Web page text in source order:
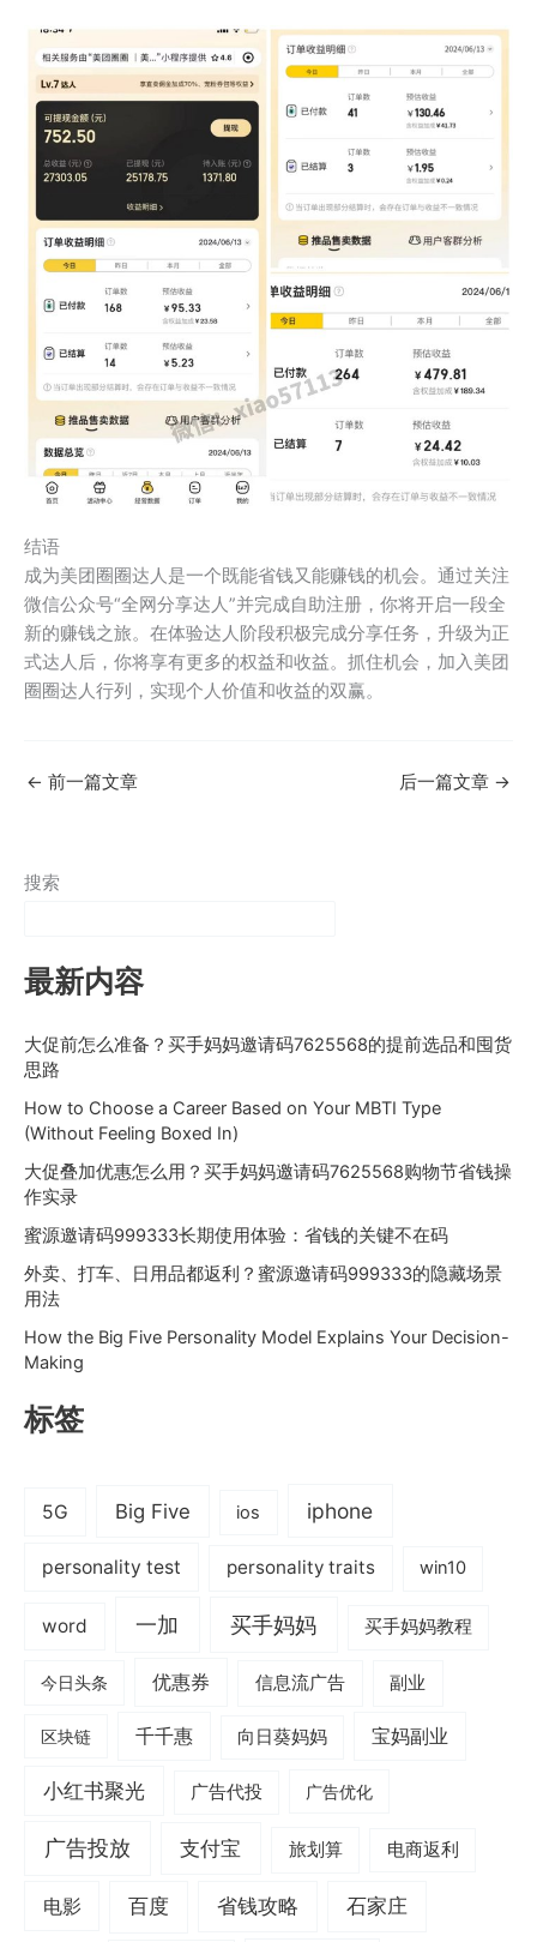
结语
成为美团圈圈达人是一个既能省钱又能赚钱的机会。通过关注
微信公众号“全网分享达人”并完成自助注册，你将开启一段全
新的赚钱之旅。在体验达人阶段积极完成分享任务，升级为正
式达人后，你将享有更多的权益和收益。抓住机会，加入美团
圈圈达人行列，实现个人价值和收益的双赢。
← 前一篇文章 后一篇文章 →
搜索
最新内容
大促前怎么准备？买手妈妈邀请码7625568的提前选品和囤货
思路
How to Choose a Career Based on Your MBTI Type
(Without Feeling Boxed In)
大促叠加优惠怎么用？买手妈妈邀请码7625568购物节省钱操
作实录
蜜源邀请码999333长期使用体验：省钱的关键不在码
外卖、打车、日用品都返利？蜜源邀请码999333的隐藏场景
用法
How the Big Five Personality Model Explains Your Decision-
Making
标签
5G Big Five ios iphone
personality test personality traits win10
word 一加 买手妈妈 买手妈妈教程
今日头条 优惠券 信息流广告 副业
区块链 千千惠 向日葵妈妈 宝妈副业
小红书聚光 广告代投 广告优化
广告投放 支付宝 旅划算 电商返利
电影 百度 省钱攻略 石家庄